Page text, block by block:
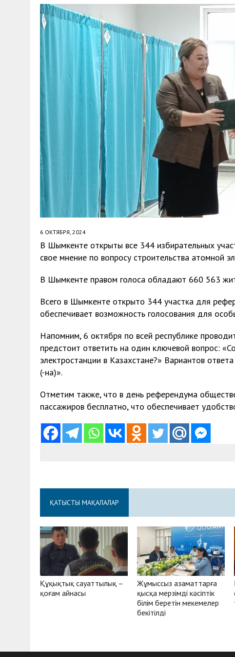
30 МАЯ, 2026
6 ОКТЯБРЯ, 2024
В Шымкенте открыты все 344 избирательных
свое мнение по вопросу строительства атомной
В Шымкенте правом голоса обладают 660 563
Всего в Шымкенте открыто 344 участка для
обеспечивает возможность голосования для
Напомним, 6 октября по всей республике
предстоит ответить на один ключевой вопрос:
электростанции в Казахстане?» Вариантов
(-на)».
Отметим также, что в день референдума
пассажиров бесплатно, что обеспечивает
ҚАТЫСТЫ МАҚАЛАЛАР
Құқықтық сауаттылық –
қоғам айнасы
Жұмыссыз азаматтарға
қысқа мерзімді кәсіптік
білім беретін мекемелер
бекітілді